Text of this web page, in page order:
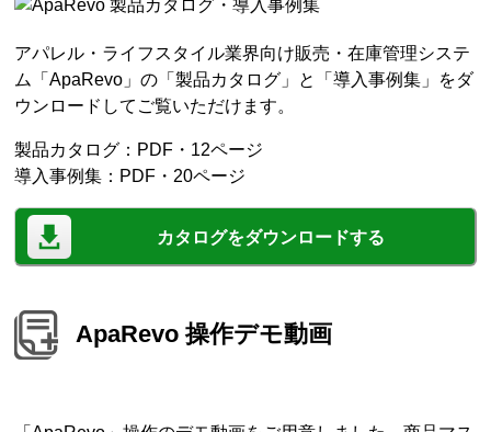
アパレル・ライフスタイル業界向け販売・在庫管理システ
ム「ApaRevo」の「製品カタログ」と「導入事例集」をダ
ウンロードしてご覧いただけます。
製品カタログ：PDF・12ページ
導入事例集：PDF・20ページ
カタログをダウンロードする
ApaRevo 操作デモ動画